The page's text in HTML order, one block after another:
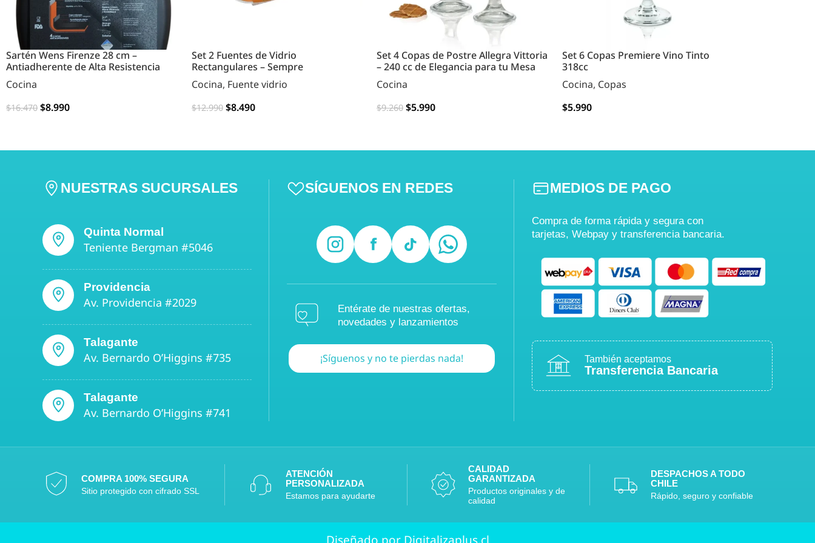
Sartén Wens Firenze 28 cm –
Antiadherente de Alta Resistencia
Cocina
$16.470 $8.990
Set 2 Fuentes de Vidrio
Rectangulares – Sempre
Cocina, Fuente vidrio
$12.990 $8.490
Set 4 Copas de Postre Allegra Vittoria
– 240 cc de Elegancia para tu Mesa
Cocina
$9.260 $5.990
Set 6 Copas Premiere Vino Tinto
318cc
Cocina, Copas
$5.990
NUESTRAS SUCURSALES
Quinta Normal
Teniente Bergman #5046
Providencia
Av. Providencia #2029
Talagante
Av. Bernardo O’Higgins #735
Talagante
Av. Bernardo O’Higgins #741
SÍGUENOS EN REDES
Entérate de nuestras ofertas,
novedades y lanzamientos
¡Síguenos y no te pierdas nada!
MEDIOS DE PAGO
Compra de forma rápida y segura con
tarjetas, Webpay y transferencia bancaria.
También aceptamos
Transferencia Bancaria
COMPRA 100% SEGURA
Sitio protegido con cifrado SSL
ATENCIÓN
PERSONALIZADA
Estamos para ayudarte
CALIDAD
GARANTIZADA
Productos originales y de
calidad
DESPACHOS A TODO
CHILE
Rápido, seguro y confiable